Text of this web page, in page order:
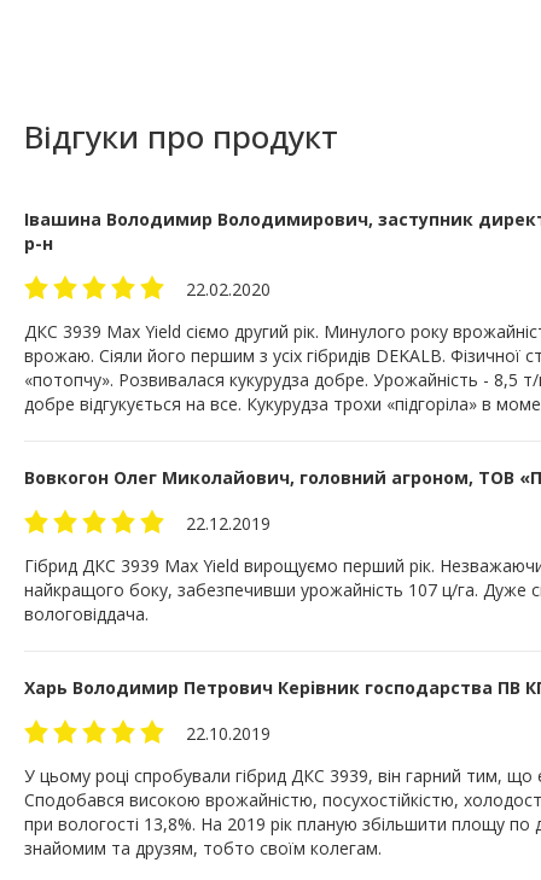
Відгуки про продукт
Івашина Володимир Володимирович, заступник
р-н
22.02.2020
ДКС 3939 Max Yield сіємо другий рік. Минулого року
врожаю. Сіяли його першим з усіх гібридів DEKALB.
«потопчу». Розвивалася кукурудза добре. Урожайність - 8,5
добре відгукується на все. Кукурудза трохи «підгоріла» в
Вовкогон Олег Миколайович, головний агроном, ТОВ
22.12.2019
Гібрид ДКС 3939 Max Yield вирощуємо перший рік.
найкращого боку, забезпечивши урожайність 107 ц/га. Дуже
вологовіддача.
Харь Володимир Петрович Керівник господарства ПВ
22.10.2019
У цьому році спробували гібрид ДКС 3939, він гарний тим,
Сподобався високою врожайністю, посухостійкістю,
при вологості 13,8%. На 2019 рік планую збільшити площу
знайомим та друзям, тобто своїм колегам.